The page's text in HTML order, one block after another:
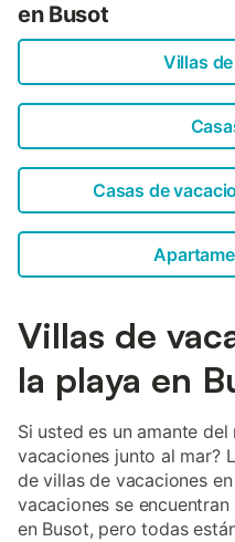
en Busot
Villas
Casas de
Villas de
la playa en
Si usted es un amante
vacaciones junto al mar?
de villas de vacaciones
vacaciones se
en Busot, pero todas